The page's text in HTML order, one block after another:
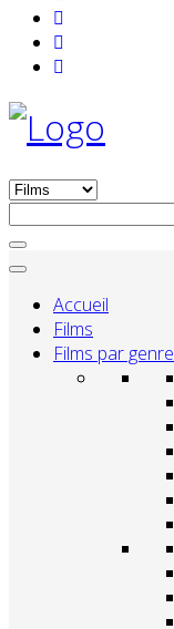
Accueil
Films
Films par genre